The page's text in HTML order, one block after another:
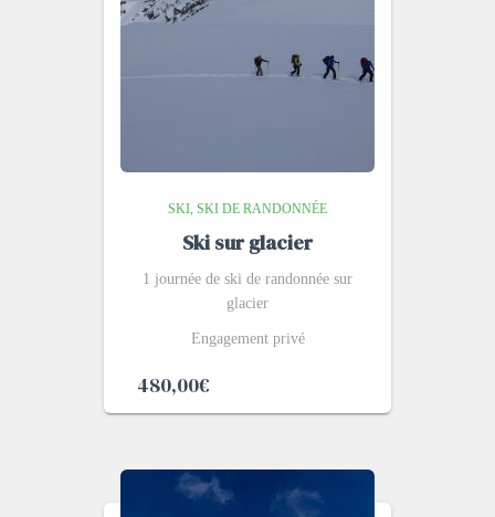
SKI SKI DE RANDONNÉE
Ski sur glacier
1 journée de ski de randonnée sur
glacier
Engagement privé
480,00€